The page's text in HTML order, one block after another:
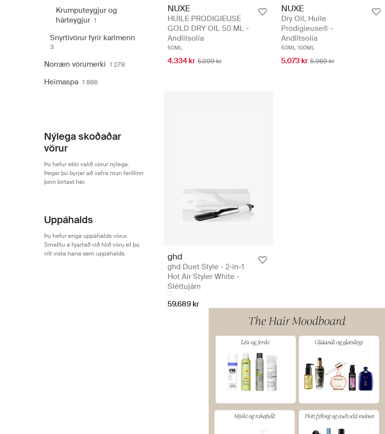
Krumputeygjur og
hárteygjur 1
Snyrtivörur fyrir karlmenn
3
Norræn vörumerki 1 278
Heimaspa 1 886
Nýlega skoðaðar
vörur
Þú hefur ekki valið vörur nýlega.
Þegar þú byrjar að vafra mun ferillinn
þinn birtast hér.
Uppáhalds
Þú hefur enga uppáhalds vörur.
Smelltu á hjartað við hlið vöru ef þú
vilt vista hana sem uppáhalds.
NUXE
HUILE PRODIGIEUSE
GOLD DRY OIL 50 ML -
Andlitsolía
50ML
4.334 kr 5.099 kr
NUXE
Dry Oil, Huile
Prodigieuse® -
Andlitsolía
50ML 100ML
5.073 kr 5.969 kr
ghd
ghd Duet Style - 2-in-1
Hot Air Styler White -
Sléttujárn
59.689 kr